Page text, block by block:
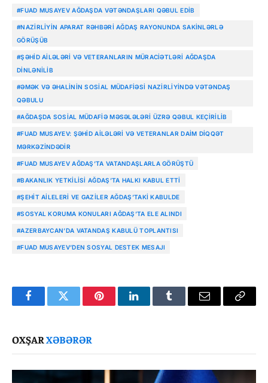
#FUAD MUSAYEV AĞDAŞDA VƏTƏNDAŞLARI QƏBUL EDIB
#NAZIRLIYIN APARAT RƏHBƏRI AĞDAŞ RAYONUNDA SAKINLƏRLƏ
GÖRÜŞÜB
#ŞƏHID AILƏLƏRI VƏ VETERANLARIN MÜRACIƏTLƏRI AĞDAŞDA
DINLƏNILIB
#ƏMƏK VƏ ƏHALININ SOSIAL MÜDAFIƏSI NAZIRLIYINDƏ VƏTƏNDAŞ
QƏBULU
#AĞDAŞDA SOSIAL MÜDAFIƏ MƏSƏLƏLƏRI ÜZRƏ QƏBUL KEÇIRILIB
#FUAD MUSAYEV: ŞƏHID AILƏLƏRI VƏ VETERANLAR DAIM DIQQƏT
MƏRKƏZINDƏDIR
#FUAD MUSAYEV AĞDAŞ’TA VATANDAŞLARLA GÖRÜŞTÜ
#BAKANLIK YETKILISI AĞDAŞ’TA HALKI KABUL ETTI
#ŞEHIT AILELERI VE GAZILER AĞDAŞ’TAKI KABULDE
#SOSYAL KORUMA KONULARI AĞDAŞ’TA ELE ALINDI
#AZERBAYCAN’DA VATANDAŞ KABULÜ TOPLANTISI
#FUAD MUSAYEV’DEN SOSYAL DESTEK MESAJI
FacebookTwitter PinterestLinkedInTumblr Email
Copy
OXŞARXƏBƏRƏR